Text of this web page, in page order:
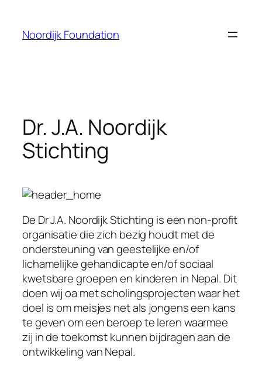
content
Noordijk Foundation
Dr. J.A. Noordijk
Stichting
De Dr J.A. Noordijk Stichting is een non-profit
organisatie die zich bezig houdt met de
ondersteuning van geestelijke en/of
lichamelijke gehandicapte en/of sociaal
kwetsbare groepen en kinderen in Nepal. Dit
doen wij oa met scholingsprojecten waar het
doel is om meisjes net als jongens een kans
te geven om een beroep te leren waarmee
zij in de toekomst kunnen bijdragen aan de
ontwikkeling van Nepal.